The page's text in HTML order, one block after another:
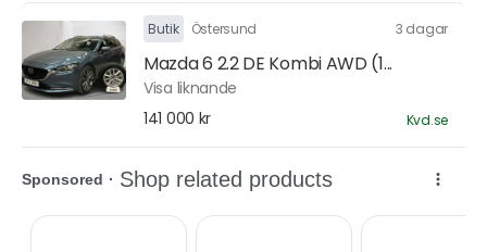
Butik Östersund 3 dagar
Mazda 6 2.2 DE Kombi AWD (1...
Visa liknande
141 000 kr
Kvd.se